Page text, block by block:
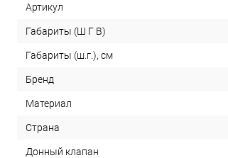
Артикул
Габариты (Ш Г В)
Габариты (ш.г.), см
Бренд
Материал
Страна
Донный клапан